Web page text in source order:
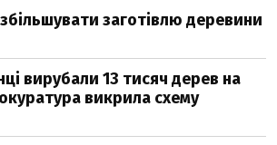
заготівлю деревини
вирубали 13 тисяч дерев на
викрила схему